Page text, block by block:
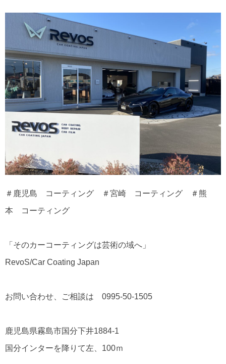
＃鹿児島 コーティング ＃宮崎 コーティング ＃熊
本 コーティング
「そのカーコーティングは芸術の域へ」
RevoS/Car Coating Japan
お問い合わせ、ご相談は 0995-50-1505
鹿児島県霧島市国分下井1884-1
国分インターを降りて左、100ｍ